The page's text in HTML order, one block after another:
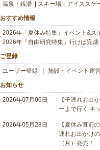
温泉・銭湯
スキー場 アイススケ
おすすめ情報
2026年「夏休み特集」イベント&ス
2026年「自由研究特集」行けば完
ご登録
ユーザー登録 施設・イベント運
お知らせ
2026年07月06日
【子連れお出
ーよで行く キ
2026年05月28日
【夏休み直前
連れお出かけ
（月）発売！